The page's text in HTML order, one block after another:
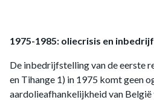
1975-1985: oliecrisis en
De inbedrijfstelling van de eerste
en Tihange 1) in 1975 komt geen
aardolieafhankelijkheid van België